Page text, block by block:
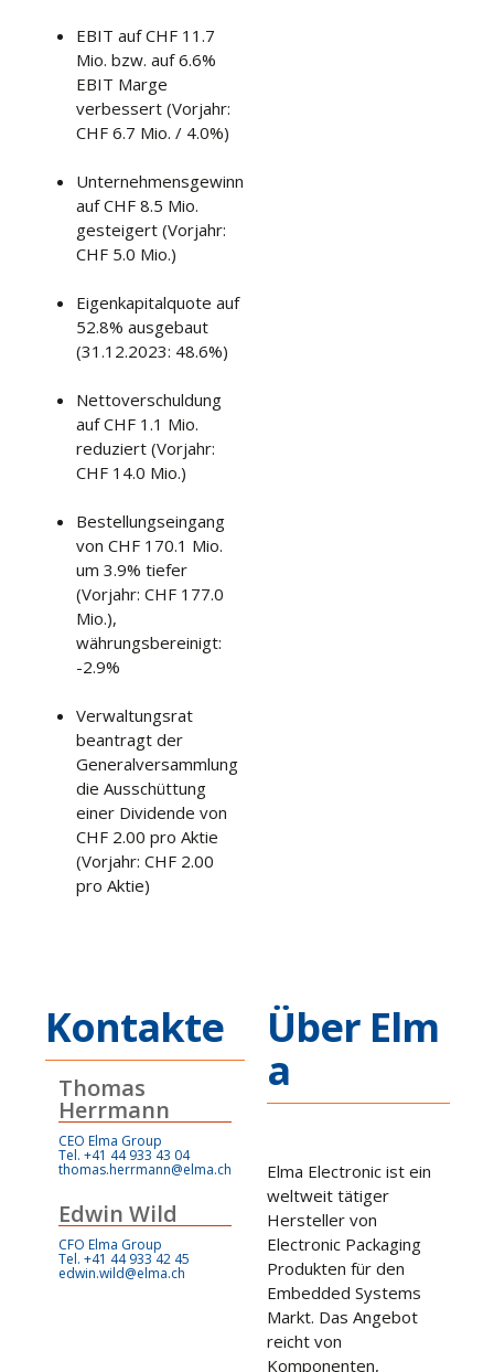
EBIT auf CHF 11.7
Mio. bzw. auf 6.6%
EBIT Marge
verbessert (Vorjahr:
CHF 6.7 Mio. / 4.0%)
Unternehmensgewinn
auf CHF 8.5 Mio.
gesteigert (Vorjahr:
CHF 5.0 Mio.)
Eigenkapitalquote auf
52.8% ausgebaut
(31.12.2023: 48.6%)
Nettoverschuldung
auf CHF 1.1 Mio.
reduziert (Vorjahr:
CHF 14.0 Mio.)
Bestellungseingang
von CHF 170.1 Mio.
um 3.9% tiefer
(Vorjahr: CHF 177.0
Mio.),
währungsbereinigt:
-2.9%
Verwaltungsrat
beantragt der
Generalversammlung
die Ausschüttung
einer Dividende von
CHF 2.00 pro Aktie
(Vorjahr: CHF 2.00
pro Aktie)
Kontakte
Thomas
Herrmann
CEO Elma Group
Tel. +41 44 933 43 04
thomas.herrmann@elma.ch
Edwin Wild
CFO Elma Group
Tel. +41 44 933 42 45
edwin.wild@elma.ch
Über Elm
a
Elma Electronic ist ein
weltweit tätiger
Hersteller von
Electronic Packaging
Produkten für den
Embedded Systems
Markt. Das Angebot
reicht von
Komponenten,